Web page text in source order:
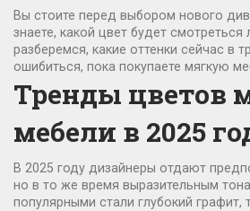
Вы стоите перед выбором нового
знаете, какой цвет будет смотреться
разберемся, какие оттенки сейчас в
ошибиться, пока покупаете мягкую
Тренды цветов
мебели в 2025
В 2025 году дизайнеры отдают
но в то же время выразительным
популярными стали глубокий графит,